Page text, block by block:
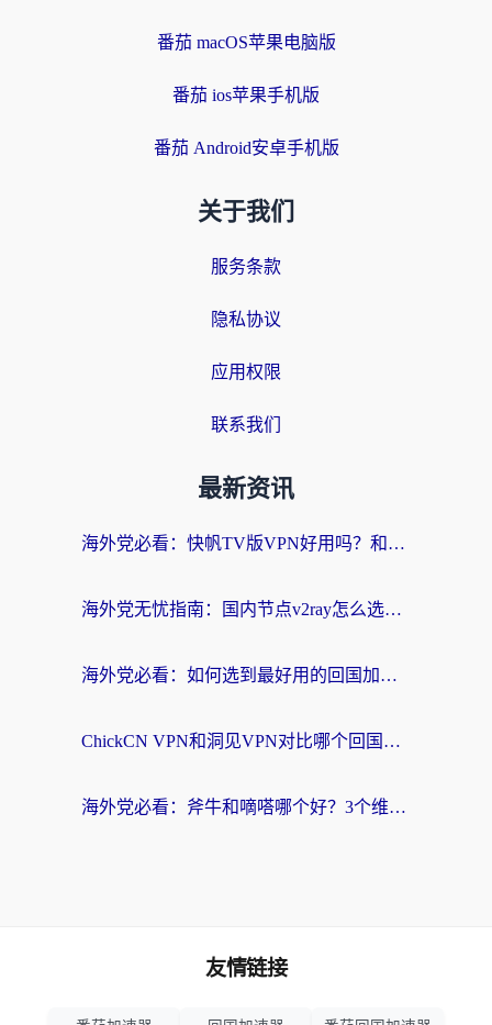
番茄 macOS苹果电脑版
番茄 ios苹果手机版
番茄 Android安卓手机版
关于我们
服务条款
隐私协议
应用权限
联系我们
最新资讯
海外党必看：快帆TV版VPN好用吗？和快游VPN对比哪个回国效果更好？附实用避坑指南
海外党无忧指南：国内节点v2ray怎么选？一键回国VPN+多场景实测帮你避坑
海外党必看：如何选到最好用的回国加速器？从节点到售后的全维度指南
ChickCN VPN和洞见VPN对比哪个回国效果更好？海外党亲测3款加速器+避坑指南
海外党必看：斧牛和嘀嗒哪个好？3个维度教你选对回国加速器
友情链接